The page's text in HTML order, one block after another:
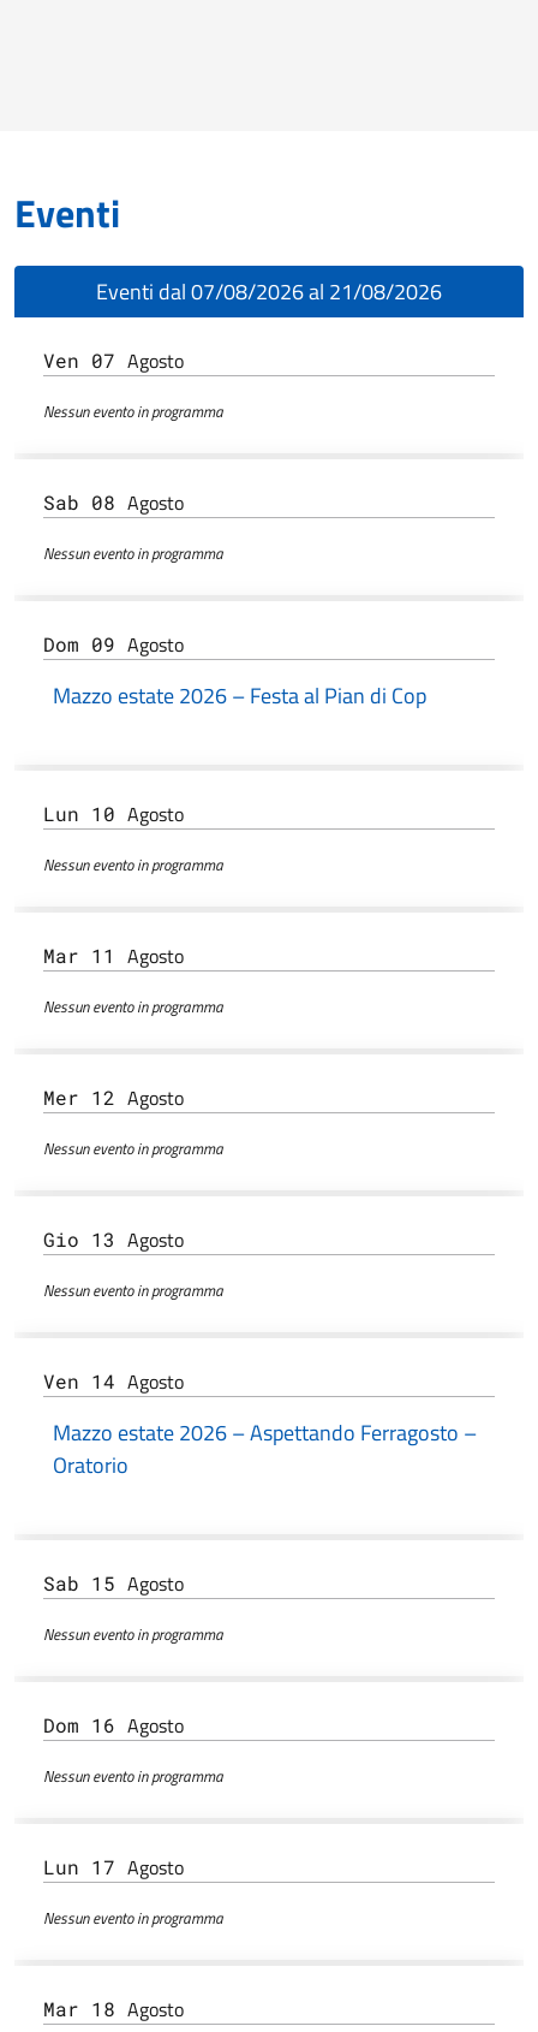
Eventi
Eventi dal 07/08/2026 al 21/08/2026
Ven 07 Agosto
Nessun evento in programma
Sab 08 Agosto
Nessun evento in programma
Dom 09 Agosto
Mazzo estate 2026 – Festa al Pian di Cop
Lun 10 Agosto
Nessun evento in programma
Mar 11 Agosto
Nessun evento in programma
Mer 12 Agosto
Nessun evento in programma
Gio 13 Agosto
Nessun evento in programma
Ven 14 Agosto
Mazzo estate 2026 – Aspettando Ferragosto –
Oratorio
Sab 15 Agosto
Nessun evento in programma
Dom 16 Agosto
Nessun evento in programma
Lun 17 Agosto
Nessun evento in programma
Mar 18 Agosto